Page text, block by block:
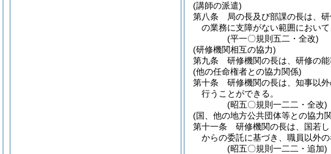
(講師の派遣)
第八条
局の長及び部課の長は、
の業務に支障がない範囲におい
(平一〇規則五二・全改)
(研修機関相互の協力)
第九条
研修機関の長は、研修の
(他の任命権者との協力関係)
第十条
研修機関の長は、知事以
行うことができる。
(昭五〇規則一二二・全改)
(国、他の地方公共団体等との協力
第十一条
研修機関の長は、国若
からの委託に基づき、職員以外
(昭五〇規則一二二・追加)